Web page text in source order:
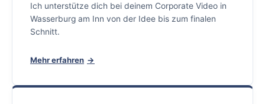
Ich unterstütze dich bei deinem Corporate Video in
Wasserburg am Inn von der Idee bis zum finalen
Schnitt.
Mehr erfahren